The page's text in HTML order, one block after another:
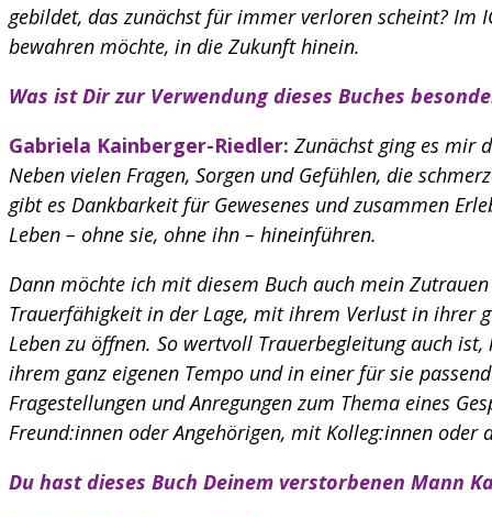
gebildet, das zunächst für immer verloren scheint? Im
bewahren möchte, in die Zukunft hinein.
Was ist Dir zur Verwendung dieses Buches
Gabriela Kainberger-Riedler: Zunächst ging es mir
Neben vielen Fragen, Sorgen und Gefühlen, die
gibt es Dankbarkeit für Gewesenes und zusammen
Leben – ohne sie, ohne ihn – hineinführen.
Dann möchte ich mit diesem Buch auch mein
Trauerfähigkeit in der Lage, mit ihrem Verlust in ihrer
Leben zu öffnen. So wertvoll Trauerbegleitung auch
ihrem ganz eigenen Tempo und in einer für sie
Fragestellungen und Anregungen zum Thema eines
Freund:innen oder Angehörigen, mit Kolleg:innen oder
Du hast dieses Buch Deinem verstorbenen Mann